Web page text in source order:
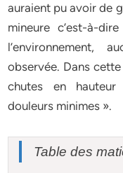
auraient pu avoir de
mineure c’est-à-
l’environnement,
observée. Dans
chutes en hauteur
douleurs minimes ».
Table des